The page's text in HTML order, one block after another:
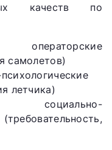
качеств по
самолетов)
летчика)
социально-